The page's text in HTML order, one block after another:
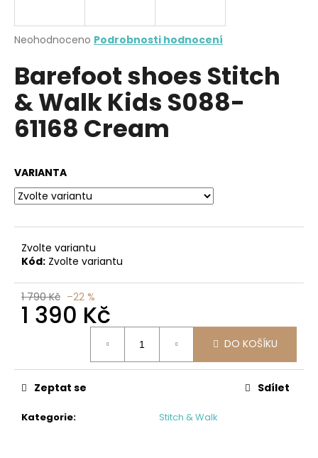
Průměrné
produktu
je
0,0
z
5
hvězdiček.
Neohodnoceno Podrobnosti hodnocení
Barefoot shoes Stitch
& Walk Kids S088-
61168 Cream
VARIANTA
Zvolte variantu
Kód: Zvolte variantu
1 790 Kč –22 %
1 390 Kč
DO KOŠÍKU
Kategorie: Stitch & Walk
Zeptat se Sdílet
j
t
?
D
o
p
r
u
e
m